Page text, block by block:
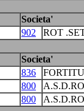
Societa'
902
ROT
Societa'
836
800
800